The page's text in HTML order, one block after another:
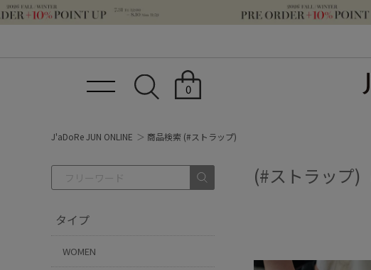
0
J'aDoRe JUN ONLINE 商品検索 (#ストラップ)
タイプ
WOMEN
(#ストラップ)